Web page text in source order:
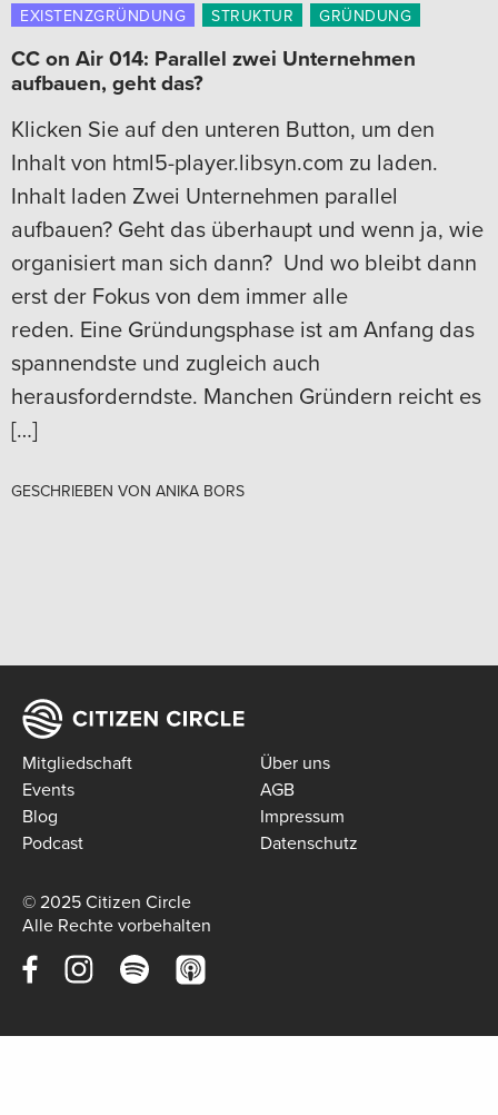
EXISTENZGRÜNDUNG STRUKTUR GRÜNDUNG
CC on Air 014: Parallel zwei Unternehmen
aufbauen, geht das?
Klicken Sie auf den unteren Button, um den
Inhalt von html5-player.libsyn.com zu laden.
Inhalt laden Zwei Unternehmen parallel
aufbauen? Geht das überhaupt und wenn ja, wie
organisiert man sich dann? Und wo bleibt dann
erst der Fokus von dem immer alle
reden. Eine Gründungsphase ist am Anfang das
spannendste und zugleich auch
herausforderndste. Manchen Gründern reicht es
[…]
GESCHRIEBEN VON ANIKA BORS
Mitgliedschaft
Events
Blog
Podcast
Über uns
AGB
Impressum
Datenschutz
© 2025 Citizen Circle
Alle Rechte vorbehalten